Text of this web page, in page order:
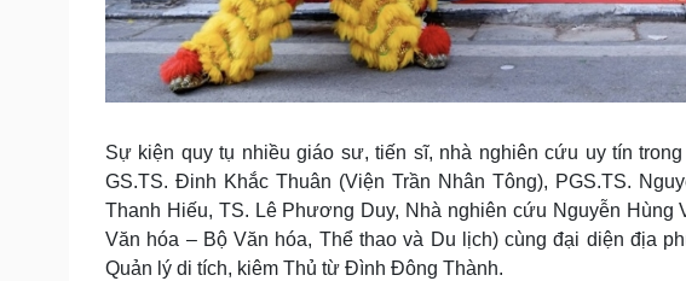
Sự kiện quy tụ nhiều giáo sư, tiến sĩ, nhà nghiên cứu uy tín
GS.TS. Đinh Khắc Thuân (Viện Trần Nhân Tông), PGS.TS.
Thanh Hiếu, TS. Lê Phương Duy, Nhà nghiên cứu Nguyễn
Văn hóa – Bộ Văn hóa, Thể thao và Du lịch) cùng đại diện địa
Quản lý di tích, kiêm Thủ từ Đình Đông Thành.